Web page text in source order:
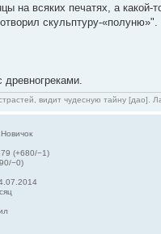
на всяких печатях, а какой-
скульптуру-«полуню»".
древногреками.
видит чудесную тайну [дао].
(+680/−1)
−0)